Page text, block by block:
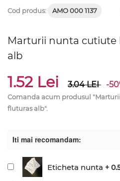
Cod produs: AMO 000 1137
Marturii nunta cutiute
alb
1.52 Lei 3.04LEI -
Comanda acum produsul
fluturas alb".
Iti mai recomandam:
Eticheta nunta +